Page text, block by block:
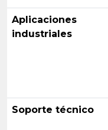
Aplicaciones
industriales
Soporte técnico